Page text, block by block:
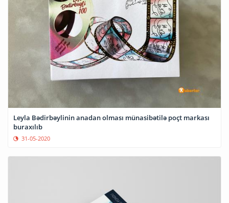
Leyla Bədirbəylinin anadan olması münasibətilə poçt markası
buraxılıb
31-05-2020